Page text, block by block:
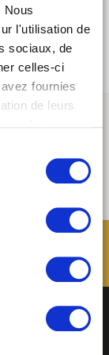
Nous
l'utilisation de
sociaux, de
celles-ci
fournies
de leurs
ce dépôt de
sur « tout
des
votre
de
légales ».